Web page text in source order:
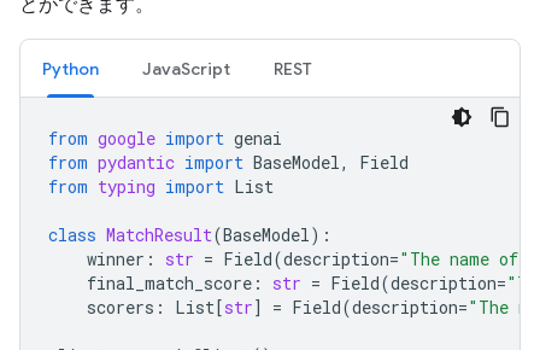
Python JavaScript REST
from google import genai
from pydantic import BaseModel,
Field
from typing import List
class MatchResult(BaseModel):
winner : str = Field(description="The name of
final_match_score : str = Field(description=
scorers : List[str] = Field(description="The